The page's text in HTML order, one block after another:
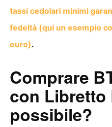
tassi cedolari minimi
fedeltà (qui un esempio
euro).
Comprare
con Libretto
possibile?